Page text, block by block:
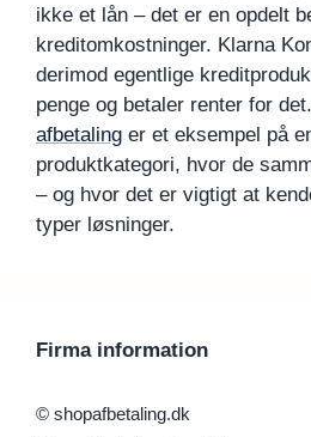
ikke et lån – det er en opdelt
kreditomkostninger. Klarna
derimod egentlige
penge og betaler renter for det.
afbetaling er et eksempel på
produktkategori, hvor de
– og hvor det er vigtigt at
typer løsninger.
Firma information
© shopafbetaling.dk